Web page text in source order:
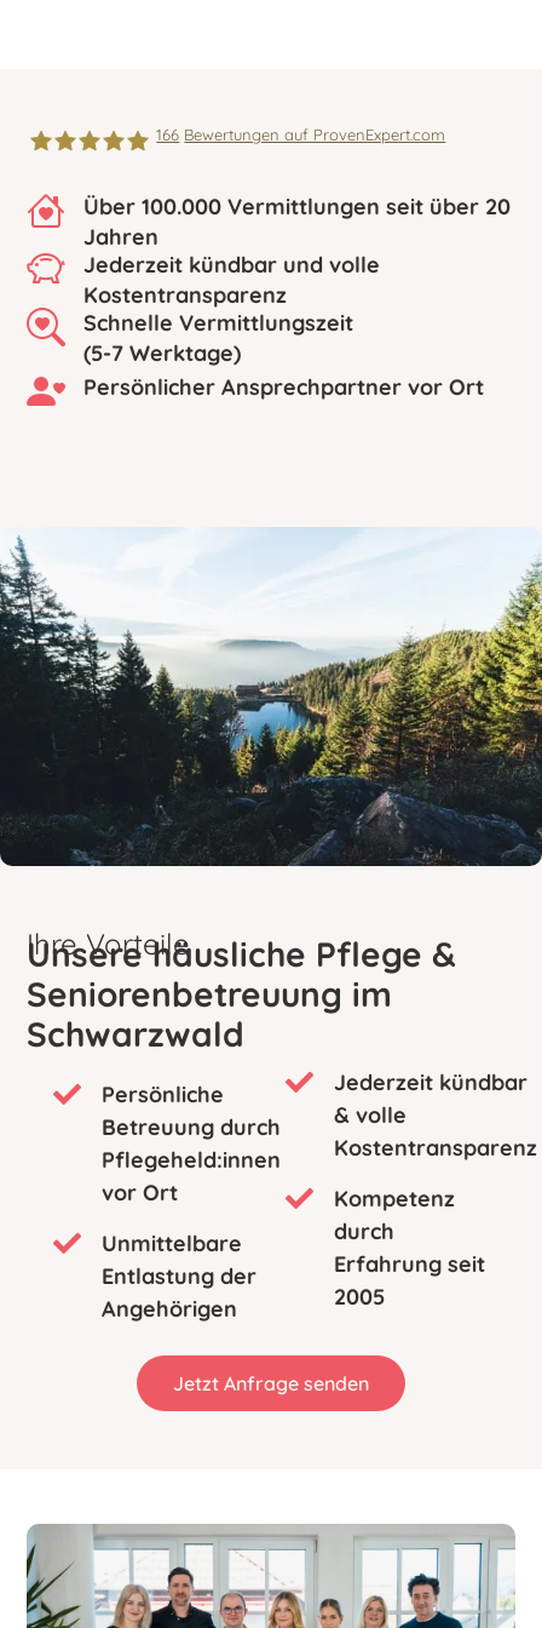
Pflegehelden
Bodensee |Freiburg
|Lörrach |Offenburg
|Rottweil |Schwarzwald
166 Bewertungen auf ProvenExpert.com
Über 100.000 Vermittlungen seit über 20
Jahren
Jederzeit kündbar und volle
Kostentransparenz
Schnelle Vermittlungszeit
(5-7 Werktage)
Persönlicher Ansprechpartner vor Ort
Ihre Vorteile
Unsere häusliche Pflege &
Seniorenbetreuung im
Schwarzwald
Persönliche
Betreuung durch
Pflegeheld:innen
vor Ort
Unmittelbare
Entlastung der
Angehörigen
Jederzeit kündbar
& volle
Kostentransparenz
Kompetenz
durch
Erfahrung seit
2005
Jetzt Anfrage senden